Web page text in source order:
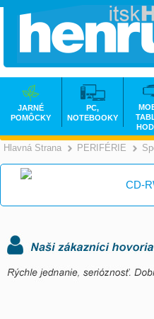
Hlavná Strana >
PERIFÉRIE
CD-
JARNÉ
POMÔCKY
PC,
NOTEBOOKY